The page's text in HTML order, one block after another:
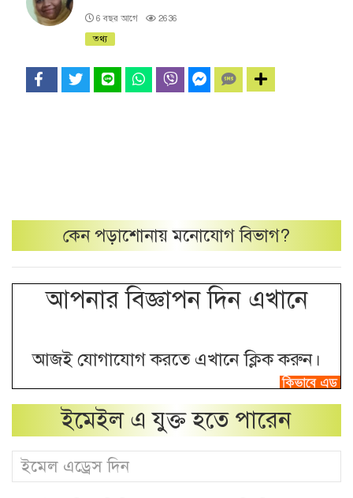
6 বছর আগে
2636
তথ্য
কেনপড়াশোনায় মনোযোগবিভাগ?
আপনার বিজ্ঞাপন দিন এখানে
আজই যোগাযোগ করতে এখানে ক্লিক করুন।
ইমেইল এ যুক্ত হতে পারেন